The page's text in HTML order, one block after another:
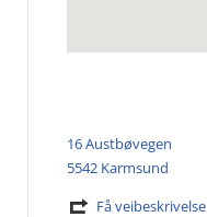
16 Austbøvegen
5542 Karmsund
Få veibeskrivelse